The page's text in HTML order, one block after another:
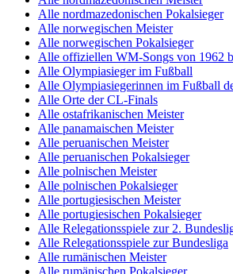
Alle nordmazedonischen Pokalsieger
Alle norwegischen Meister
Alle norwegischen Pokalsieger
Alle offiziellen WM-Songs von 1962
Alle Olympiasieger im Fußball
Alle Olympiasiegerinnen im Fußball
Alle Orte der CL-Finals
Alle ostafrikanischen Meister
Alle panamaischen Meister
Alle peruanischen Meister
Alle peruanischen Pokalsieger
Alle polnischen Meister
Alle polnischen Pokalsieger
Alle portugiesischen Meister
Alle portugiesischen Pokalsieger
Alle Relegationsspiele zur 2.
Alle Relegationsspiele zur Bundesliga
Alle rumänischen Meister
Alle rumänischen Pokalsieger